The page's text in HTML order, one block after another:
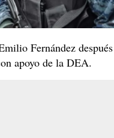
Fernández después
apoyo de la DEA.